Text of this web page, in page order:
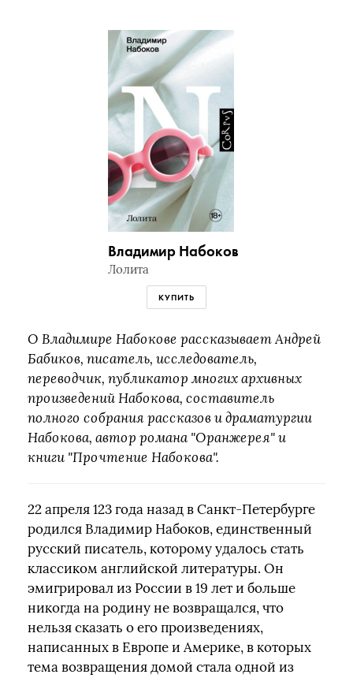
Владимир Набоков
Лолита
КУПИТЬ
О Владимире Набокове рассказывает Андрей
Бабиков, писатель, исследователь,
переводчик, публикатор многих архивных
произведений Набокова, составитель
полного собрания рассказов и драматургии
Набокова, автор романа "Оранжерея" и
книги "Прочтение Набокова".
22 апреля 123 года назад в Санкт-Петербурге
родился Владимир Набоков, единственный
русский писатель, которому удалось стать
классиком английской литературы. Он
эмигрировал из России в 19 лет и больше
никогда на родину не возвращался, что
нельзя сказать о его произведениях,
написанных в Европе и Америке, в которых
тема возвращения домой стала одной из